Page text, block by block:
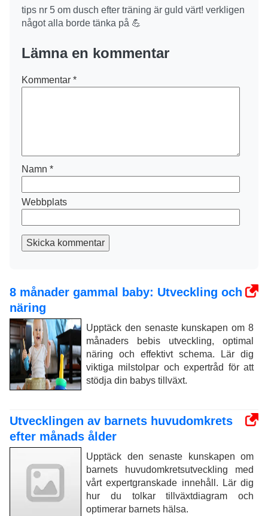
tips nr 5 om dusch efter träning är guld värt! verkligen
något alla borde tänka på 💪
Lämna en kommentar
Kommentar *
Namn *
Webbplats
Skicka kommentar
8 månader gammal baby: Utveckling och
näring
Upptäck den senaste kunskapen om 8
månaders bebis utveckling, optimal
näring och effektivt schema. Lär dig
viktiga milstolpar och expertråd för att
stödja din babys tillväxt.
Utvecklingen av barnets huvudomkrets
efter månads ålder
Upptäck den senaste kunskapen om
barnets huvudomkretsutveckling med
vårt expertgranskade innehåll. Lär dig
hur du tolkar tillväxtdiagram och
optimerar barnets hälsa.